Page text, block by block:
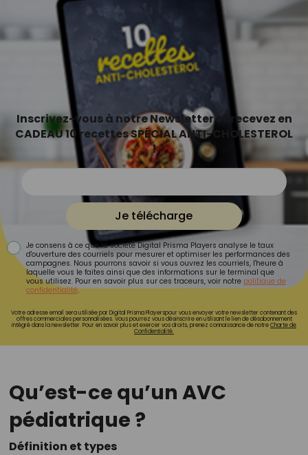
Inscrivez-vous à notre Newsletter et recevez en
CADEAU 10 recettes SPÉCIAL ANTI-CHOLESTEROL
!
Je télécharge
Je consens à ce que la société Digital Prisma Players analyse le taux
d'ouverture des courriels pour mesurer et optimiser les performances des
campagnes. Nous pourrons savoir si vous ouvrez les courriels, l'heure à
laquelle vous le faites ainsi que des informations sur le terminal que
vous utilisez. Pour en savoir plus sur ces traceurs, voir notre politique de
confidentialité.
Votre adresse email sera utilisée par Digital Prisma Playerspour vous envoyer votre newsletter contenant des
offres commerciales personnalisées. Vous pourrez vous désinscrire en utilisant le lien de désabonnement
intégré dans la newsletter. Pour en savoir plus et exercer vos droits, prenez connaissance de notreCharte de
Confidentialité.
Qu’est-ce qu’un AVC
pédiatrique ?
Définition et types